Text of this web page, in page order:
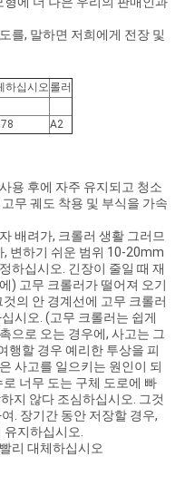
를, 말하면 저희에게 전장 및
하십시오 롤러
A2
용 후에 자주 유지되고 청소
무 궤도 착용 및 부식을 가속
배려가, 크롤러 생활 그러므
, 변하기 쉬운 범위 10-20mm
하십시오. 긴장이 줄일 때 재
) 고무 크롤러가 떨어져 오기
의 안 경계선에 고무 크롤러
시오. (고무 크롤러는 쉽게
으로 오는 경우에, 사고는 그
행할 경우 예리한 투상을 피
사고를 일으키는 원인이 되
너무 도는 구체 도로에 빠
지 않다 조심하십시오. 그것
. 장기간 동안 저장할 경우,
유지하십시오.
리 대체하십시오